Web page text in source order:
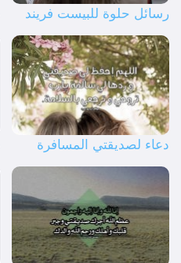
رسائل حلوة للبيست فريند
دعاء لصديقتي المسافرة